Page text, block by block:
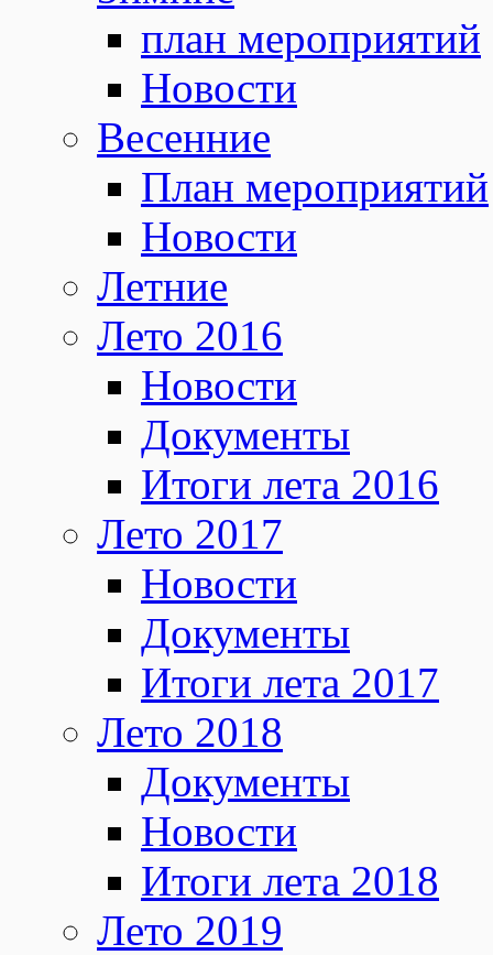
план мероприятий
Новости
Весенние
План мероприятий
Новости
Летние
Лето 2016
Новости
Документы
Итоги лета 2016
Лето 2017
Новости
Документы
Итоги лета 2017
Лето 2018
Документы
Новости
Итоги лета 2018
Лето 2019